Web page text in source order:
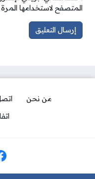
المتصفح لاستخدامها
من نحن